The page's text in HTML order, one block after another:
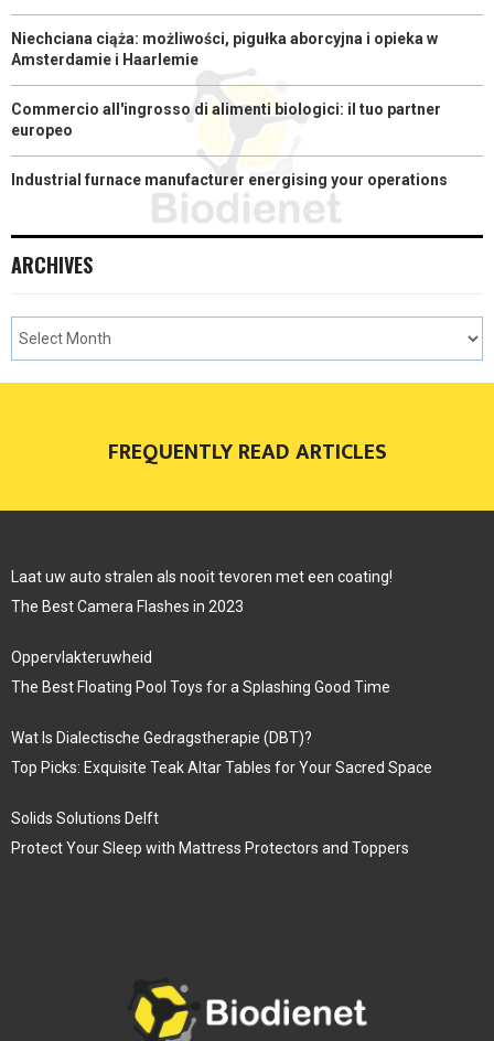
Niechciana ciąża: możliwości, pigułka aborcyjna i opieka w
Amsterdamie i Haarlemie
Commercio all'ingrosso di alimenti biologici: il tuo partner
europeo
Industrial furnace manufacturer energising your operations
ARCHIVES
FREQUENTLY READ ARTICLES
Laat uw auto stralen als nooit tevoren met een coating!
The Best Camera Flashes in 2023
Oppervlakteruwheid
The Best Floating Pool Toys for a Splashing Good Time
Wat Is Dialectische Gedragstherapie (DBT)?
Top Picks: Exquisite Teak Altar Tables for Your Sacred Space
Solids Solutions Delft
Protect Your Sleep with Mattress Protectors and Toppers